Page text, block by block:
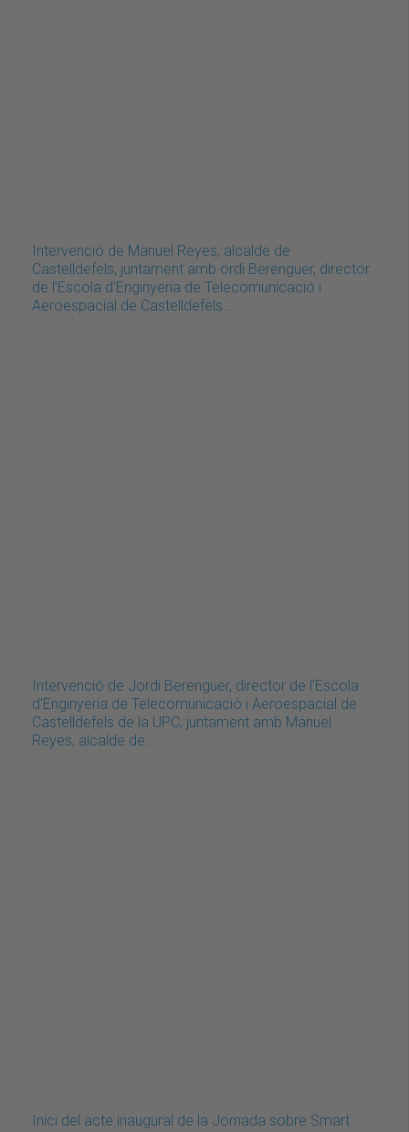
Intervenció de Manuel Reyes, alcalde de
Castelldefels, juntament amb ordi Berenguer, director
de l'Escola d'Enginyeria de Telecomunicació i
Aeroespacial de Castelldefels…
Intervenció de Jordi Berenguer, director de l'Escola
d'Enginyeria de Telecomunicació i Aeroespacial de
Castelldefels de la UPC, juntament amb Manuel
Reyes, alcalde de…
Inici del acte inaugural de la Jornada sobre Smart